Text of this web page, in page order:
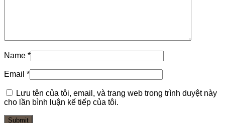
Name *
Email *
Lưu tên của tôi, email, và trang web trong trình duyệt này
cho lần bình luận kế tiếp của tôi.